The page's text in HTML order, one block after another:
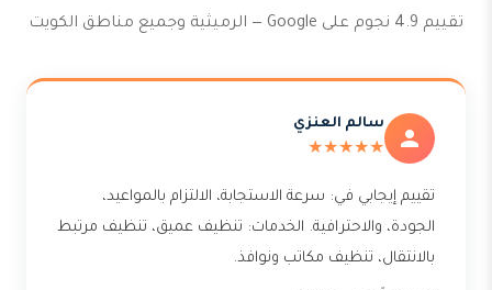
تقييم 4.9 نجوم على Google — الرميثية وجميع مناطق الكويت
سالم العنزي
★★★★★
تقييم إيجابي في: سرعة الاستجابة، الالتزام بالمواعيد،
الجودة، والاحترافية. الخدمات: تنظيف عميق، تنظيف مرتبط
بالانتقال، تنظيف مكاتب ونوافذ.